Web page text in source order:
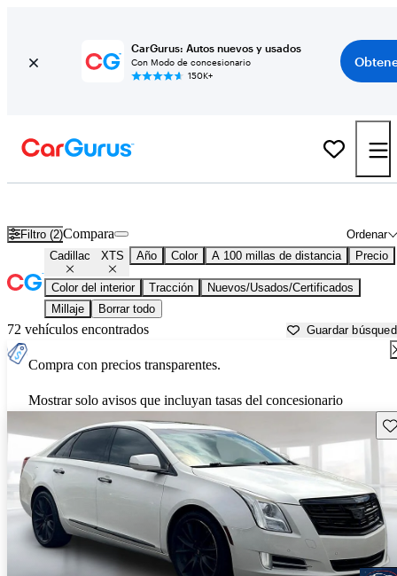
CarGurus: Autos nuevos y usados
Con Modo de concesionario
150K+
Filtro (2) Ordenar
Compara
Cadillac XTS Año Color A 100 millas de distancia Precio
Color del interior Tracción
Nuevos/Usados/Certificados
Millaje
Borrar todo
72 vehículos encontrados Guardar
Compra con precios transparentes.
Mostrar solo avisos que incluyan tasas del concesionario